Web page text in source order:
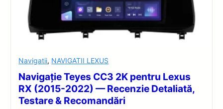
Navigatii, NAVIGATII LEXUS
Navigație Teyes CC3 2K pentru Lexus
RX (2015-2022) — Recenzie Detaliată,
Testare & Recomandări